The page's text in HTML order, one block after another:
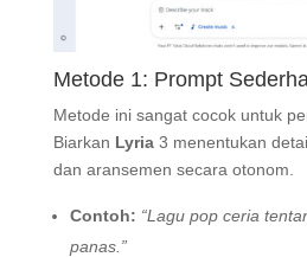
Metode 1: Prompt
Metode ini sangat cocok untuk
Biarkan Lyria3 menentukan
dan aransemen secara otonom.
Contoh: “Lagu pop ceria
panas.”